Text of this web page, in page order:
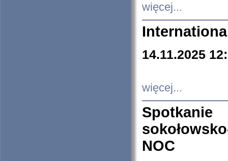
więcej...
14.11.2025
więcej...
NOC